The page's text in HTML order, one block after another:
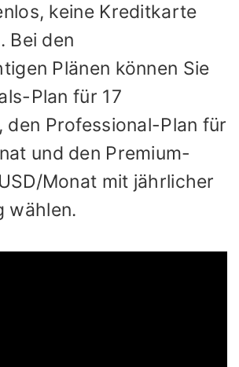
keine Kreditkarte
Bei den
Plänen können Sie
Plan für 17
den Professional-Plan für
und den Premium-
Monat mit jährlicher
wählen.